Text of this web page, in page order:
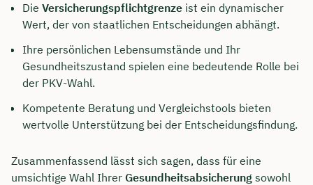
Die Versicherungspflichtgrenze ist ein dynamischer
Wert, der von staatlichen Entscheidungen abhängt.
Ihre persönlichen Lebensumstände und Ihr
Gesundheitszustand spielen eine bedeutende Rolle bei
der PKV-Wahl.
Kompetente Beratung und Vergleichstools bieten
wertvolle Unterstützung bei der Entscheidungsfindung.
Zusammenfassend lässt sich sagen, dass für eine
umsichtige Wahl Ihrer Gesundheitsabsicherung sowohl